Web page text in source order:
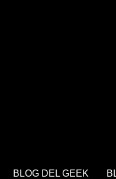
BLOG DEL GEEK